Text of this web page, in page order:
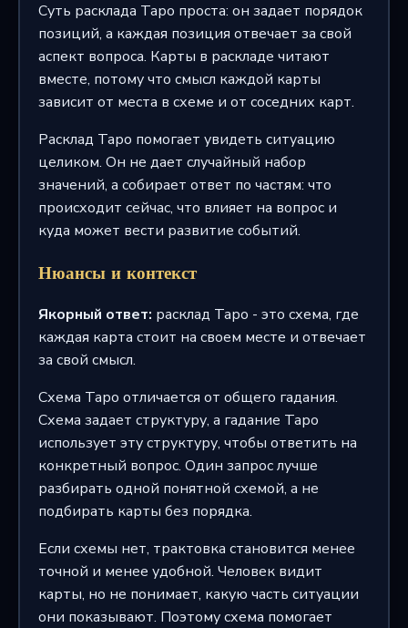
Суть расклада Таро проста: он задает порядок
позиций, а каждая позиция отвечает за свой
аспект вопроса. Карты в раскладе читают
вместе, потому что смысл каждой карты
зависит от места в схеме и от соседних карт.
Расклад Таро помогает увидеть ситуацию
целиком. Он не дает случайный набор
значений, а собирает ответ по частям: что
происходит сейчас, что влияет на вопрос и
куда может вести развитие событий.
Нюансы и контекст
Якорный ответ: расклад Таро - это схема, где
каждая карта стоит на своем месте и отвечает
за свой смысл.
Схема Таро отличается от общего гадания.
Схема задает структуру, а гадание Таро
использует эту структуру, чтобы ответить на
конкретный вопрос. Один запрос лучше
разбирать одной понятной схемой, а не
подбирать карты без порядка.
Если схемы нет, трактовка становится менее
точной и менее удобной. Человек видит
карты, но не понимает, какую часть ситуации
они показывают. Поэтому схема помогает